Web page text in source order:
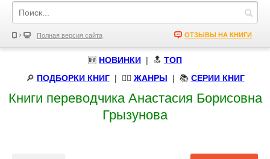
Полная версия сайта ОТЗЫВЫ НА КНИГИ
🆕 НОВИНКИ | 🔝 ТОП
🔎 ПОДБОРКИ КНИГ| 🧝‍♀️ ЖАНРЫ | 📚 СЕРИИ КНИГ
Книги переводчика Анастасия Борисовна
Грызунова